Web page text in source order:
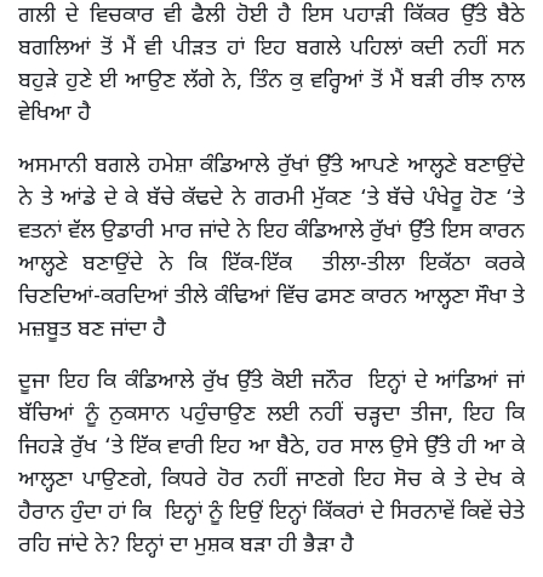
ਗਲੀ ਦੇ ਵਿਚਕਾਰ ਵੀ ਫੈਲੀ ਹੋਈ ਹੈ ਇਸ ਪਹਾੜੀ ਕਿੱਕਰ ਉੱਤੇ ਬੈਠੇ
ਬਗਲਿਆਂ ਤੋਂ ਮੈਂ ਵੀ ਪੀੜਤ ਹਾਂ ਇਹ ਬਗਲੇ ਪਹਿਲਾਂ ਕਦੀ ਨਹੀਂ ਸਨ
ਬਹੁੜੇ ਹੁਣੇ ਈ ਆਉਣ ਲੱਗੇ ਨੇ, ਤਿੰਨ ਕੁ ਵਰ੍ਹਿਆਂ ਤੋਂ ਮੈਂ ਬੜੀ ਰੀਝ ਨਾਲ
ਵੇਖਿਆ ਹੈ
ਅਸਮਾਨੀ ਬਗਲੇ ਹਮੇਸ਼ਾ ਕੰਡਿਆਲੇ ਰੁੱਖਾਂ ਉੱਤੇ ਆਪਣੇ ਆਲ੍ਹਣੇ ਬਣਾਉਂਦੇ
ਨੇ ਤੇ ਆਂਡੇ ਦੇ ਕੇ ਬੱਚੇ ਕੱਢਦੇ ਨੇ ਗਰਮੀ ਮੁੱਕਣ ‘ਤੇ ਬੱਚੇ ਪੰਖੇਰੂ ਹੋਣ ‘ਤੇ
ਵਤਨਾਂ ਵੱਲ ਉਡਾਰੀ ਮਾਰ ਜਾਂਦੇ ਨੇ ਇਹ ਕੰਡਿਆਲੇ ਰੁੱਖਾਂ ਉੱਤੇ ਇਸ ਕਾਰਨ
ਆਲ੍ਹਣੇ ਬਣਾਉਂਦੇ ਨੇ ਕਿ ਇੱਕ-ਇੱਕ ਤੀਲਾ-ਤੀਲਾ ਇਕੱਠਾ ਕਰਕੇ
ਚਿਣਦਿਆਂ-ਕਰਦਿਆਂ ਤੀਲੇ ਕੰਢਿਆਂ ਵਿੱਚ ਫਸਣ ਕਾਰਨ ਆਲ੍ਹਣਾ ਸੌਖਾ ਤੇ
ਮਜ਼ਬੂਤ ਬਣ ਜਾਂਦਾ ਹੈ
ਦੂਜਾ ਇਹ ਕਿ ਕੰਡਿਆਲੇ ਰੁੱਖ ਉੱਤੇ ਕੋਈ ਜਨੌਰ ਇਨ੍ਹਾਂ ਦੇ ਆਂਡਿਆਂ ਜਾਂ
ਬੱਚਿਆਂ ਨੂੰ ਨੁਕਸਾਨ ਪਹੁੰਚਾਉਣ ਲਈ ਨਹੀਂ ਚੜ੍ਹਦਾ ਤੀਜਾ, ਇਹ ਕਿ
ਜਿਹੜੇ ਰੁੱਖ ‘ਤੇ ਇੱਕ ਵਾਰੀ ਇਹ ਆ ਬੈਠੇ, ਹਰ ਸਾਲ ਉਸੇ ਉੱਤੇ ਹੀ ਆ ਕੇ
ਆਲ੍ਹਣਾ ਪਾਉਣਗੇ, ਕਿਧਰੇ ਹੋਰ ਨਹੀਂ ਜਾਣਗੇ ਇਹ ਸੋਚ ਕੇ ਤੇ ਦੇਖ ਕੇ
ਹੈਰਾਨ ਹੁੰਦਾ ਹਾਂ ਕਿ ਇਨ੍ਹਾਂ ਨੂੰ ਇਉਂ ਇਨ੍ਹਾਂ ਕਿੱਕਰਾਂ ਦੇ ਸਿਰਨਾਵੇਂ ਕਿਵੇਂ ਚੇਤੇ
ਰਹਿ ਜਾਂਦੇ ਨੇ? ਇਨ੍ਹਾਂ ਦਾ ਮੁਸ਼ਕ ਬੜਾ ਹੀ ਭੈੜਾ ਹੈ